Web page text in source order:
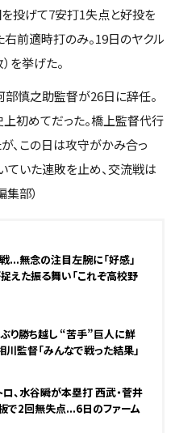
投げて7安打1失点と好投を
前適時打のみ。19日のヤクル
を挙げた。
慎之助監督が26日に辞任。
初めてだった。橋上監督代行
、この日は攻守がかみ合っ
ていた連敗を止め、交流戦は
部）
...無念の注目左腕に「好感」
捉えた振る舞い「これぞ高校野
り勝ち越し “苦手”巨人に鮮
監督「みんなで戦った結果」
ロ、水谷瞬が本塁打 西武・菅井
で2回無失点...6日のファーム